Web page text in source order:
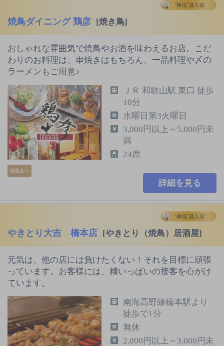
焼鳥ダイニング 鶏彦 [焼き鳥]
おしゃれな雰囲気で焼鳥やお酒を味わえるお店。こだ
わりのお料理は、串焼きはもちろん、一品料理や〆の
ラーメンもご用意♪
個室あり
ＪＲ 和歌山駅 東口 徒歩
10分
水曜日第3火曜日
3,000円以上～5,000円未
満
24席
詳細を見る
やきとり大吉 橋本店 [やきとり（焼鳥）居酒屋]
元気は、他の店には負けたくない！それを目標に頑張
っています。お客様には、精いっぱいの接客を心がけ
ています。
南海高野線橋本駅より
徒歩で1分
無休
2,000円以上～3,000円未